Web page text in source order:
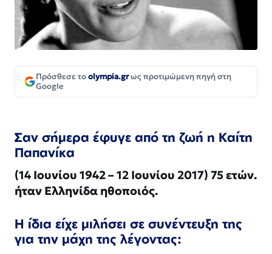
Πρόσθεσε τοolympia.grως προτιμώμενη πηγή στη
Google
Σαν σήμερα έφυγε από τη ζωή η Καίτη
Παπανίκα
(14 Ιουνίου 1942 – 12 Ιουνίου 2017) 75 ετών.
ήταν Ελληνίδα ηθοποιός.
Η ίδια είχε μιλήσει σε συνέντευξη της
για την μάχη της λέγοντας: